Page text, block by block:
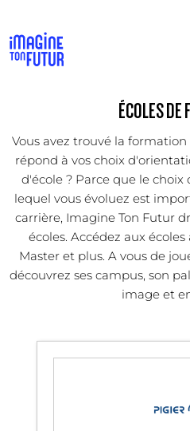
ÉCOLES DE
Vous avez trouvé la
répond à vos choix
d'école ? Parce que le
lequel vous évoluez est
carrière, Imagine Ton Futur
écoles. Accédez aux
Master et plus. A vous de
découvrez ses campus, son
image et